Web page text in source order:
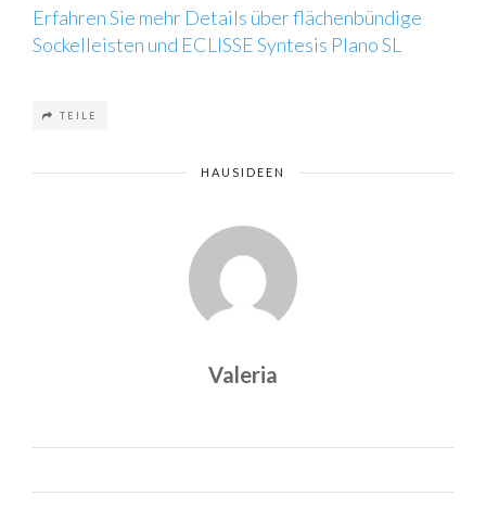
Erfahren Sie mehr Details über flächenbündige
Sockelleisten und ECLISSE Syntesis Plano SL
TEILE
HAUSIDEEN
Valeria